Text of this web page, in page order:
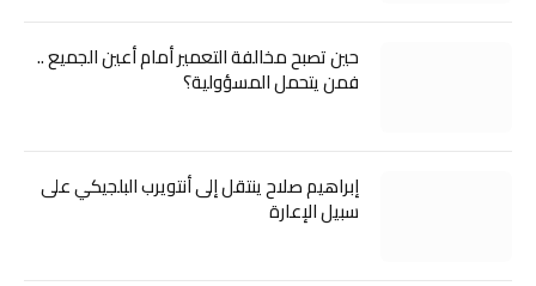
حين تصبح مخالفة التعمير أمام أعين الجميع ..
فمن يتحمل المسؤولية؟
إبراهيم صلاح ينتقل إلى أنتويرب البلجيكي على
سبيل الإعارة